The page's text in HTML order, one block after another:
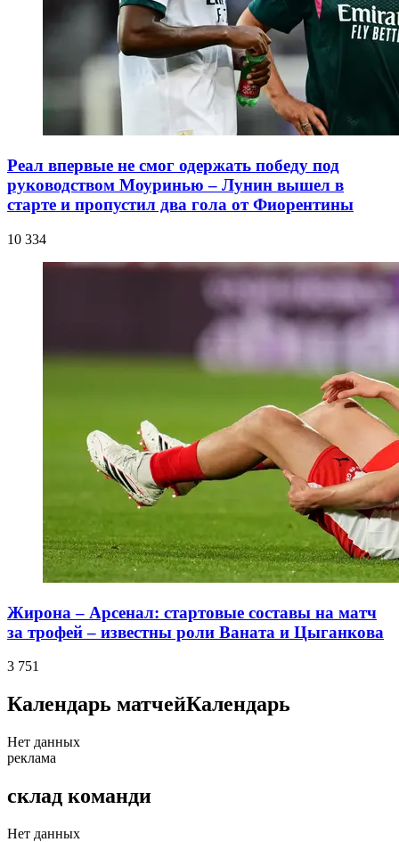
Реал впервые не смог одержать победу под
руководством Моуринью – Лунин вышел в
старте и пропустил два гола от Фиорентины
10 334
Жирона – Арсенал: стартовые составы на матч
за трофей – известны роли Ваната и Цыганкова
3 751
Календарь матчейКалендарь
Нет данных
реклама
склад команди
Нет данных